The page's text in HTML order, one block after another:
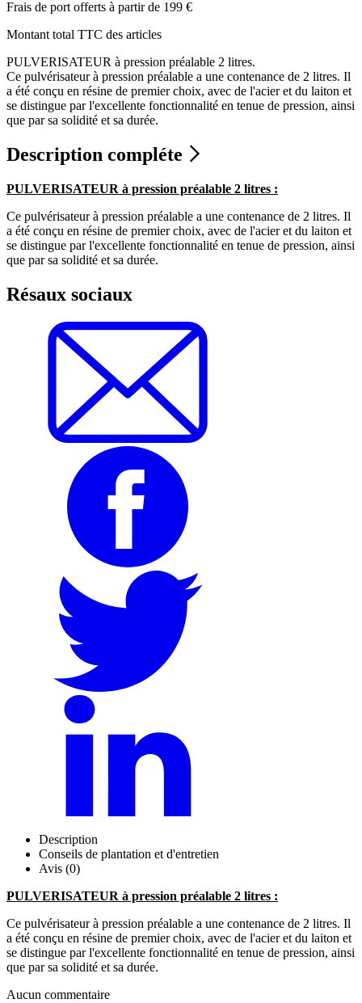
Frais de port offerts à partir de 199 €
Montant total TTC des articles
PULVERISATEUR à pression préalable 2 litres.
Ce pulvérisateur à pression préalable a une contenance de 2 litres. Il
a été conçu en résine de premier choix, avec de l'acier et du laiton et
se distingue par l'excellente fonctionnalité en tenue de pression, ainsi
que par sa solidité et sa durée.
Description compléte
PULVERISATEUR à pression préalable 2 litres :
Ce pulvérisateur à pression préalable a une contenance de 2 litres. Il
a été conçu en résine de premier choix, avec de l'acier et du laiton et
se distingue par l'excellente fonctionnalité en tenue de pression, ainsi
que par sa solidité et sa durée.
Résaux sociaux
Description
Conseils de plantation et d'entretien
Avis (0)
PULVERISATEUR à pression préalable 2 litres :
Ce pulvérisateur à pression préalable a une contenance de 2 litres. Il
a été conçu en résine de premier choix, avec de l'acier et du laiton et
se distingue par l'excellente fonctionnalité en tenue de pression, ainsi
que par sa solidité et sa durée.
Aucun commentaire